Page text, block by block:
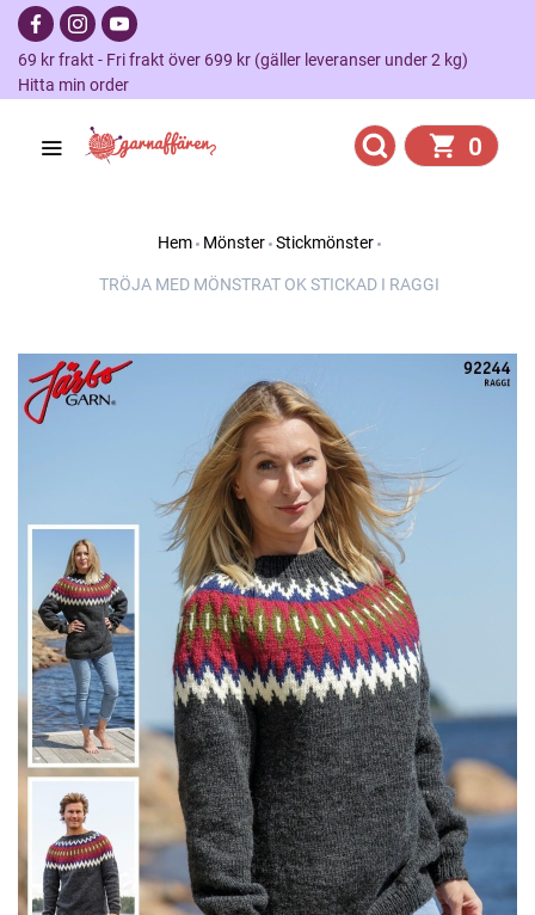
69 kr frakt - Fri frakt över 699 kr (gäller leveranser under 2 kg)
Hitta min order
0
Hem Mönster Stickmönster
TRÖJA MED MÖNSTRAT OK STICKAD I RAGGI